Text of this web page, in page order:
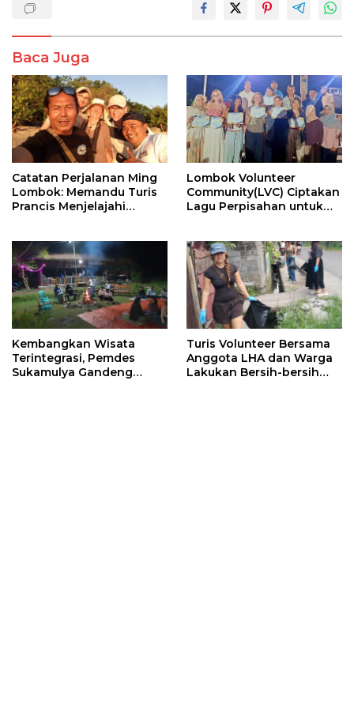
Baca Juga
​Catatan Perjalanan Ming
Lombok: Memandu Turis
Prancis Menjelajahi
Lombok Volunteer
Community(LVC) Ciptakan
Lagu Perpisahan untuk
Kembangkan Wisata
Terintegrasi, Pemdes
Sukamulya Gandeng
Turis Volunteer Bersama
Anggota LHA dan Warga
Lakukan Bersih-bersih